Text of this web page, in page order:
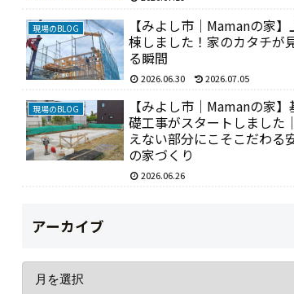
現場のBLOG
【みよし市｜Mamanの家】
棟しました！家のカタチが
る瞬間
2026.06.30 2026.07.05
現場のBLOG
【みよし市｜Mamanの家】
礎工事がスタートしました
えない部分にこそこだわる
の家づくり
2026.06.26
アーカイブ